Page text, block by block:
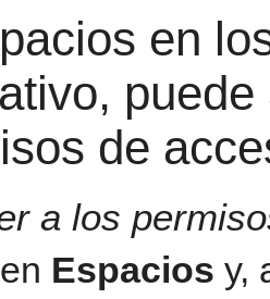
en
de
a los
Espacios y,